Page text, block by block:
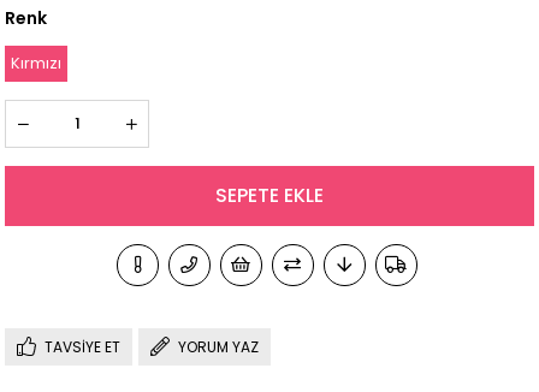
Renk
Kırmızı
TAVSIYE ET YORUM YAZ